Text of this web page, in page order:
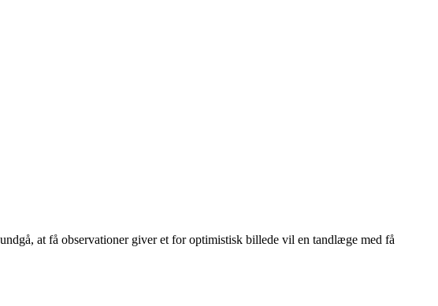
at få observationer giver et for optimistisk billede vil en tandlæge med få